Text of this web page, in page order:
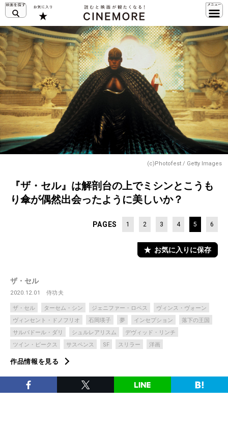
(c)Photofest / Getty Images
『ザ・セル』は解剖台の上でミシンとこうも
り傘が偶然出会ったように美しいか？
PAGES 1 2 3 4 5 6
お気に入りに保存
ザ・セル
2020.12.01 侍功夫
ザ・セル ターセム・シン ジェニファー・ロペス
ヴィンス・ヴォーン
ヴィンセント・ドノフリオ
石岡瑛子 夢 インセプション
落下の王国
サルバドール・ダリ
シュルレアリスム
デヴィッド・リンチ
ツイン・ピークス
サスペンス SF スリラー 洋画
作品情報を見る